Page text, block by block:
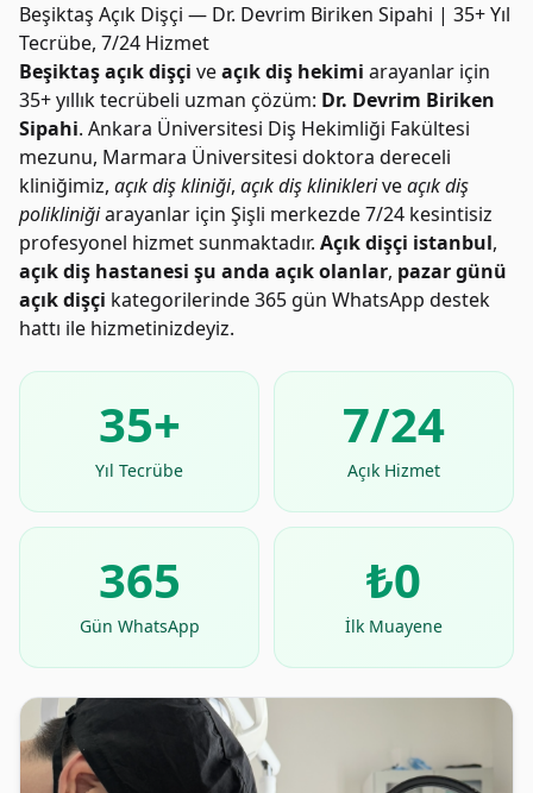
Beşiktaş Açık Dişçi — Dr. Devrim Biriken Sipahi | 35+ Yıl
Tecrübe, 7/24 Hizmet
Beşiktaş açık dişçi veaçık diş hekimi arayanlar için
35+ yıllık tecrübeli uzman çözüm: Dr. Devrim Biriken
Sipahi. Ankara Üniversitesi Diş Hekimliği Fakültesi
mezunu, Marmara Üniversitesi doktora dereceli
kliniğimiz, açık diş kliniği, açık diş klinikleriveaçık diş
polikliniğiarayanlar için Şişli merkezde 7/24 kesintisiz
profesyonel hizmet sunmaktadır. Açık dişçi istanbul,
açık diş hastanesi şu anda açık olanlar, pazar günü
açık dişçi kategorilerinde 365 gün WhatsApp destek
hattı ile hizmetinizdeyiz.
35+
Yıl Tecrübe
7/24
Açık Hizmet
365
Gün WhatsApp
₺0
İlk Muayene